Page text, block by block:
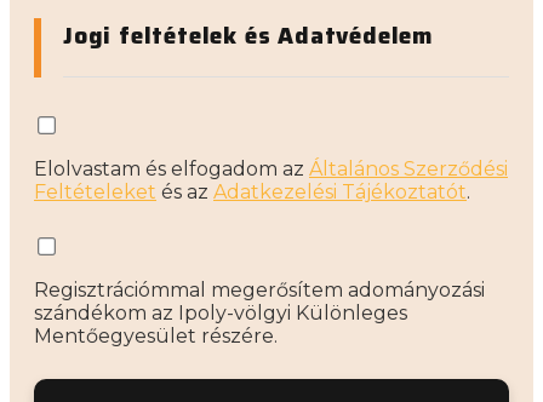
Jogi feltételek és Adatvédelem
Elolvastam és elfogadom az Általános Szerződési
Feltételeket és az Adatkezelési Tájékoztatót.
Regisztrációmmal megerősítem adományozási
szándékom az Ipoly-völgyi Különleges
Mentőegyesület részére.